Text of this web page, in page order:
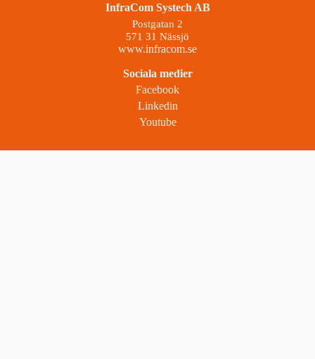
InfraCom Systech AB
Postgatan 2
571 31 Nässjö
www.infracom.se
Sociala medier
Facebook
Linkedin
Youtube